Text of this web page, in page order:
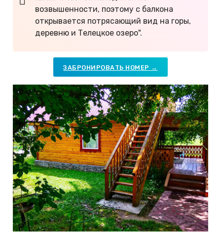
возвышенности, поэтому с балкона
открывается потрясающий вид на горы,
деревню и Телецкое озеро".
ЗАБРОНИРОВАТЬ НОМЕР →